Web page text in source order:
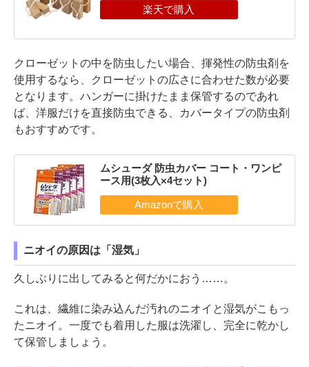
クローゼットの中を防虫したい場合、揮発性の防虫剤を
使用するなら、クローゼットの広さに合わせた数が必要
となります。ハンガーに掛けたまま保管するのであれ
ば、洋服だけを直接防虫できる、カバータイプの防虫剤
もおすすめです。
ムシューダ 防虫カバー コート・ワンピ
ース用(3枚入×4セット)
ニオイの原因は「湿気」
久しぶりに出してみると何だかにおう……。
これは、繊維に染み込んだ汚れのニオイと湿気がこもっ
たニオイ。一度でも着用した服は洗濯し、完全に乾かし
て保管しましょう。